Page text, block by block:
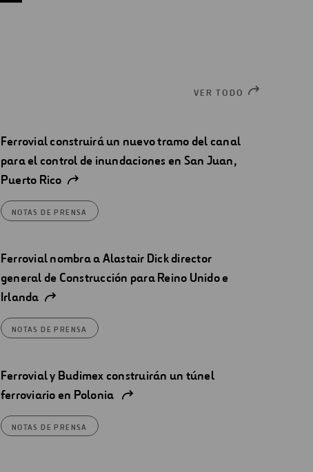
VER TODO
Ferrovial construirá un nuevo tramo del canal
para el control de inundaciones en San Juan,
Puerto Rico
NOTAS DE PRENSA
Ferrovial nombra a Alastair Dick director
general de Construcción para Reino Unido e
Irlanda
NOTAS DE PRENSA
Ferrovial y Budimex construirán un túnel
ferroviario en Polonia
NOTAS DE PRENSA